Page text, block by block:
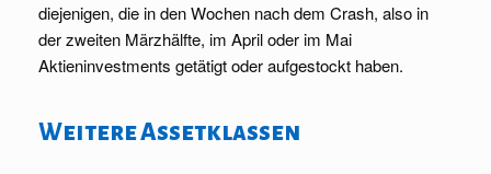
diejenigen, die in den Wochen nach dem Crash, also in
der zweiten Märzhälfte, im April oder im Mai
Aktieninvestments getätigt oder aufgestockt haben.
Weitere Assetklassen